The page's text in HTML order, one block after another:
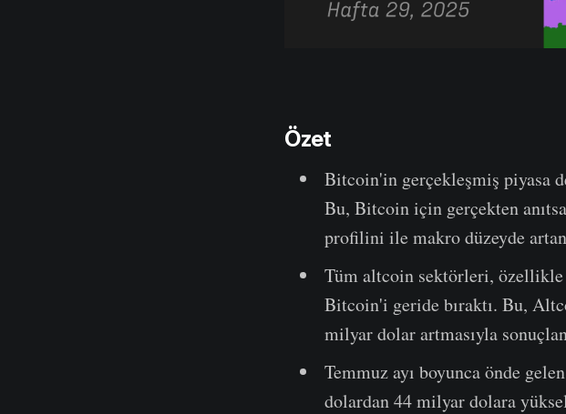
Özet
Bitcoin'in gerçekleşmiş piyasa
Bu, Bitcoin için gerçekten
profilini ile makro düzeyde
Tüm altcoin sektörleri, özellikle
Bitcoin'i geride bıraktı. Bu,
milyar dolar artmasıyla
Temmuz ayı boyunca önde
dolardan 44 milyar dolara